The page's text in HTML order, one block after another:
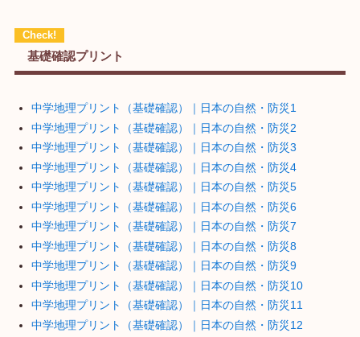
基礎確認プリント
中学地理プリント（基礎確認）｜日本の自然・防災1
中学地理プリント（基礎確認）｜日本の自然・防災2
中学地理プリント（基礎確認）｜日本の自然・防災3
中学地理プリント（基礎確認）｜日本の自然・防災4
中学地理プリント（基礎確認）｜日本の自然・防災5
中学地理プリント（基礎確認）｜日本の自然・防災6
中学地理プリント（基礎確認）｜日本の自然・防災7
中学地理プリント（基礎確認）｜日本の自然・防災8
中学地理プリント（基礎確認）｜日本の自然・防災9
中学地理プリント（基礎確認）｜日本の自然・防災10
中学地理プリント（基礎確認）｜日本の自然・防災11
中学地理プリント（基礎確認）｜日本の自然・防災12